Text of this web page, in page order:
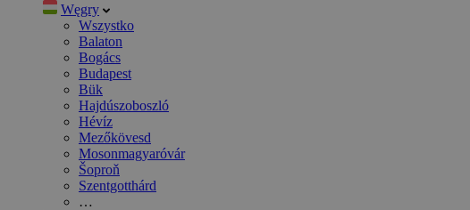
Węgry
Wszystko
Balaton
Bogács
Budapest
Bük
Hajdúszoboszló
Hévíz
Mezőkövesd
Mosonmagyaróvár
Šoproň
Szentgotthárd
…